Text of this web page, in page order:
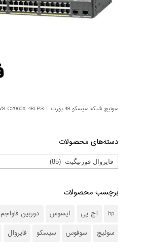
سوئیچ شبکه سیسکو 48 پورت WS-C2960X-48LPS-L
دسته‌های محصولات
برچسب محصولات
hp اچ پی ایسوس دوربین فاواجم
سوئیچ
سوفوس سیسکو فایروال